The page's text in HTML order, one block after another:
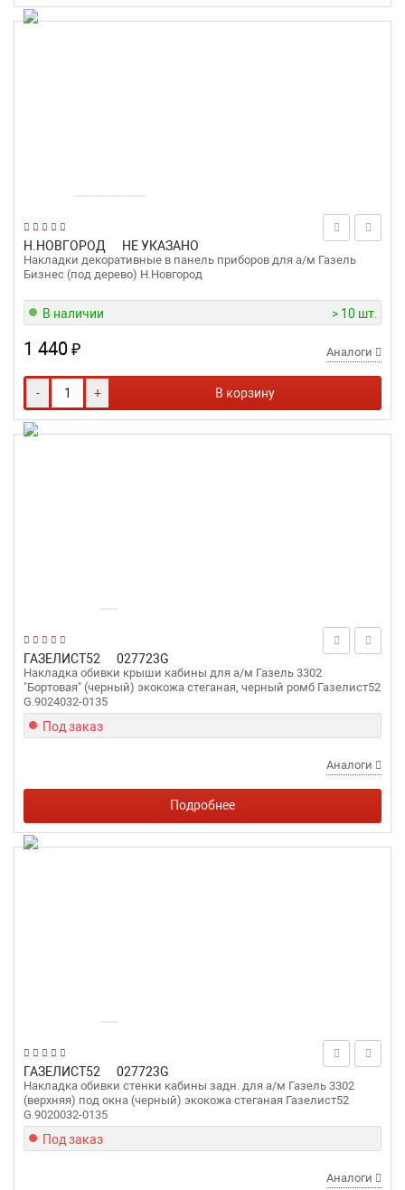
Н.НОВГОРОД НЕ УКАЗАНО
Накладки декоративные в панель приборов для а/м Газель
Бизнес (под дерево) Н.Новгород
В наличии > 10 шт.
1 440₽ Аналоги
- + В корзину
ГАЗЕЛИСТ52 027723G
Накладка обивки крыши кабины для а/м Газель 3302
"Бортовая" (черный) экокожа стеганая, черный ромб Газелист52
G.9024032-0135
Под заказ
Аналоги
Подробнее
ГАЗЕЛИСТ52 027723G
Накладка обивки стенки кабины задн. для а/м Газель 3302
(верхняя) под окна (черный) экокожа стеганая Газелист52
G.9020032-0135
Под заказ
Аналоги